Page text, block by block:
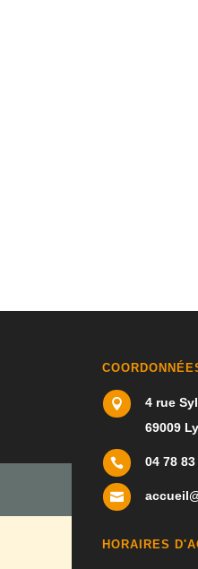

4 rue
69009
 04 78 83

HORAIRES